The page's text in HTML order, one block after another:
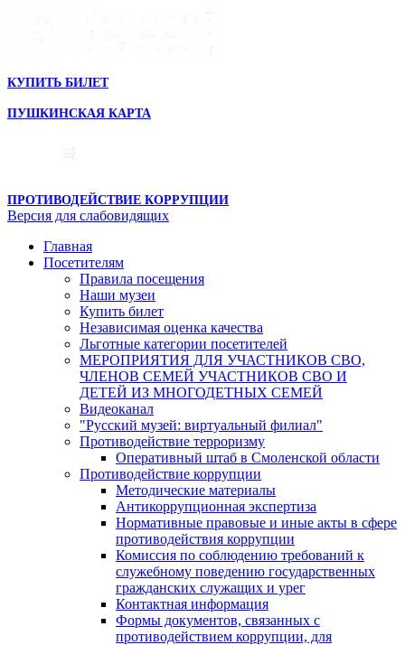
КУПИТЬ БИЛЕТ
ПУШКИНСКАЯ КАРТА
ПРОТИВОДЕЙСТВИЕ КОРРУПЦИИ
Версия для слабовидящих
Главная
Посетителям
Правила посещения
Наши музеи
Купить билет
Независимая оценка качества
Льготные категории посетителей
МЕРОПРИЯТИЯ ДЛЯ УЧАСТНИКОВ СВО,
ЧЛЕНОВ СЕМЕЙ УЧАСТНИКОВ СВО И
ДЕТЕЙ ИЗ МНОГОДЕТНЫХ СЕМЕЙ
Видеоканал
"Русский музей: виртуальный филиал"
Противодействие терроризму
Оперативный штаб в Смоленской области
Противодействие коррупции
Методические материалы
Антикоррупционная экспертиза
Нормативные правовые и иные акты в сфере
противодействия коррупции
Комиссия по соблюдению требований к
служебному поведению государственных
гражданских служащих и урег
Контактная информация
Формы документов, связанных с
противодействием коррупции, для